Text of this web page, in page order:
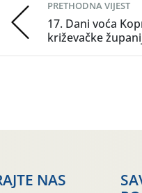
PRETHODNA VIJEST
17. Dani voća
križevačke
NAS